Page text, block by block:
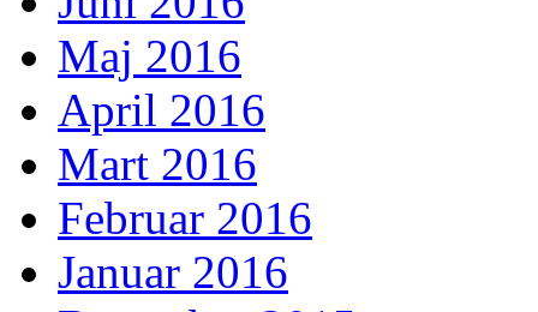
Maj 2016
April 2016
Mart 2016
Februar 2016
Januar 2016